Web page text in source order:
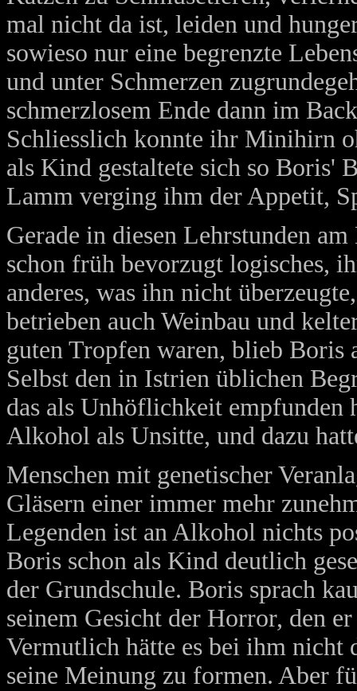
mal nicht da ist, leiden und
sowieso nur eine begrenzte
und unter Schmerzen
schmerzlosem Ende dann im
Schliesslich konnte ihr Minihirn
als Kind gestaltete sich so Boris'
Lamm verging ihm der Appetit,
Gerade in diesen Lehrstunden
schon früh bevorzugt logisches,
anderes, was ihn nicht
betrieben auch Weinbau und
guten Tropfen waren, blieb
Selbst den in Istrien üblichen
das als Unhöflichkeit empfunden
Alkohol als Unsitte, und dazu
Menschen mit genetischer
Gläsern einer immer mehr
Legenden ist an Alkohol nichts
Boris schon als Kind deutlich
der Grundschule. Boris sprach
seinem Gesicht der Horror, den
Vermutlich hätte es bei ihm nicht
seine Meinung zu formen. Aber